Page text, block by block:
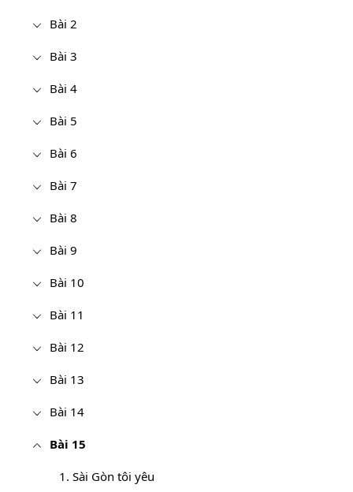
Bài 2
Bài 3
Bài 4
Bài 5
Bài 6
Bài 7
Bài 8
Bài 9
Bài 10
Bài 11
Bài 12
Bài 13
Bài 14
Bài 15
1. Sài Gòn tôi yêu